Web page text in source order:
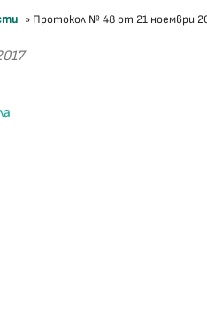
» Протокол № 48 от 21 ноември